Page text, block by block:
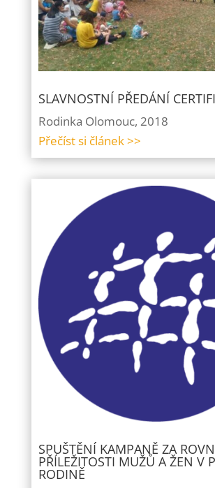
SLAVNOSTNÍ PŘEDÁNÍ
Rodinka Olomouc, 2018
Přečíst si článek >>
SPUŠTĚNÍ KAMPANĚ ZA
PŘÍLEŽITOSTI MUŽŮ A ŽEN V
RODINĚ